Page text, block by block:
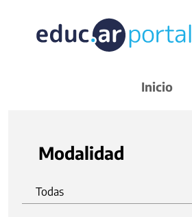
Inicio
Modalidad
Todas